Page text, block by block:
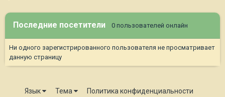
Последние посетители 0 пользователей онлайн
Ни одного зарегистрированного пользователя не просматривает
данную страницу
Язык Тема
Политика конфиденциальности